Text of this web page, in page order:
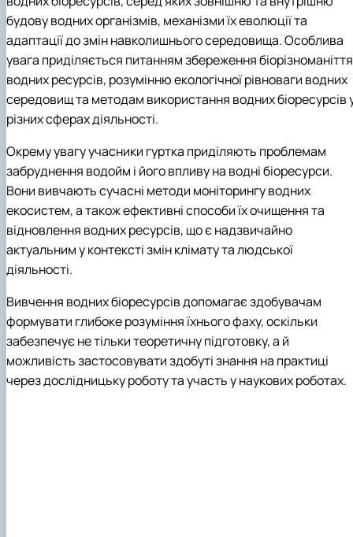
будову водних організмів, механізми їх еволюції та
адаптації до змін навколишнього середовища. Особлива
увага приділяється питанням збереження біорізноманіття
водних ресурсів, розумінню екологічної рівноваги водних
середовищ та методам використання водних біоресурсів
різних сферах діяльності.
Окрему увагу учасники гуртка приділяють проблемам
забруднення водойм і його впливу на водні біоресурси.
Вони вивчають сучасні методи моніторингу водних
екосистем, а також ефективні способи їх очищення та
відновлення водних ресурсів, що є надзвичайно
актуальним у контексті змін клімату та людської
діяльності.
Вивчення водних біоресурсів допомагає здобувачам
формувати глибоке розуміння їхнього фаху, оскільки
забезпечує не тільки теоретичну підготовку, а й
можливість застосовувати здобуті знання на практиці
через дослідницьку роботу та участь у наукових роботах.